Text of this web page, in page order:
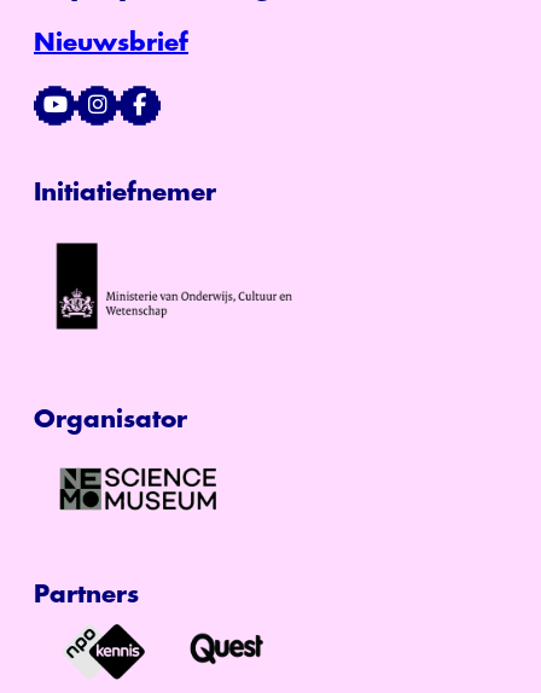
Nieuwsbrief
Initiatiefnemer
Organisator
Partners